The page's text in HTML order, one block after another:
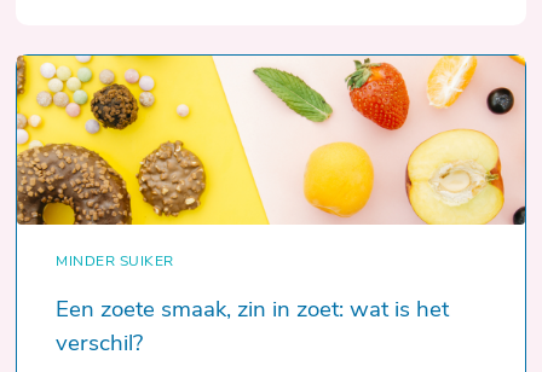
MINDER SUIKER
Een zoete smaak, zin in zoet: wat is het
verschil?